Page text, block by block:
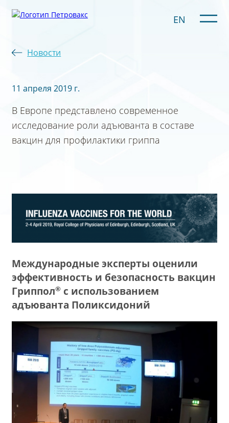
EN
Новости
11 апреля 2019 г.
В Европе представлено современное
исследование роли адъюванта в составе
вакцин для профилактики гриппа
Международные эксперты оценили
эффективность и безопасность вакцин
Гриппол®с использованием
адъюванта Поликсидоний